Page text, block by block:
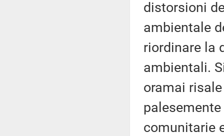
distorsioni
ambientale
riordinare la
ambientali.
oramai
comunitarie